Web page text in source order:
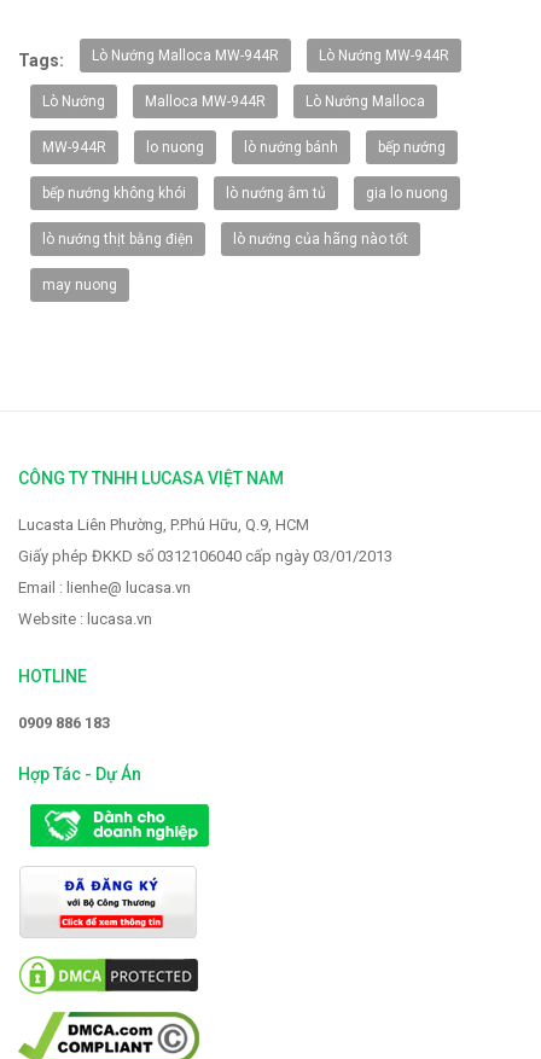
Tags: Lò Nướng Malloca MW-944R Lò Nướng MW-944R
Lò Nướng Malloca MW-944R Lò Nướng Malloca
MW-944R lo nuong lò nướng bánh bếp nướng
bếp nướng không khói lò nướng âm tủ gia lo nuong
lò nướng thịt bằng điện lò nướng của hãng nào tốt
may nuong
CÔNG TY TNHH LUCASA VIỆT NAM
Lucasta Liên Phường, P.Phú Hữu, Q.9, HCM
Giấy phép ĐKKD số 0312106040 cấp ngày 03/01/2013
Email : lienhe@ lucasa.vn
Website : lucasa.vn
HOTLINE
0909 886 183
Hợp Tác - Dự Án